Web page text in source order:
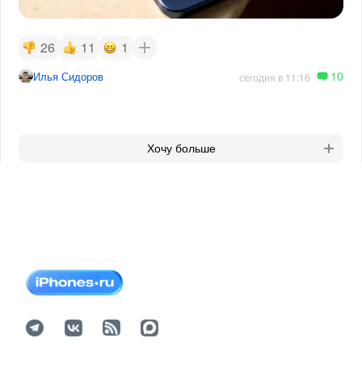
26 11 1
Илья Сидоров сегодня в 11:16 10
Хочу больше